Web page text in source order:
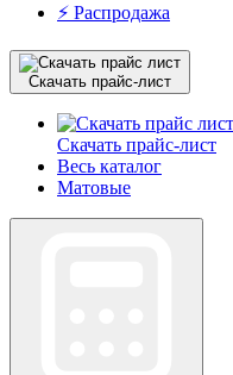
⚡️ Распродажа
Скачать прайс-лист
Скачать прайс-лист
Весь каталог
Матовые